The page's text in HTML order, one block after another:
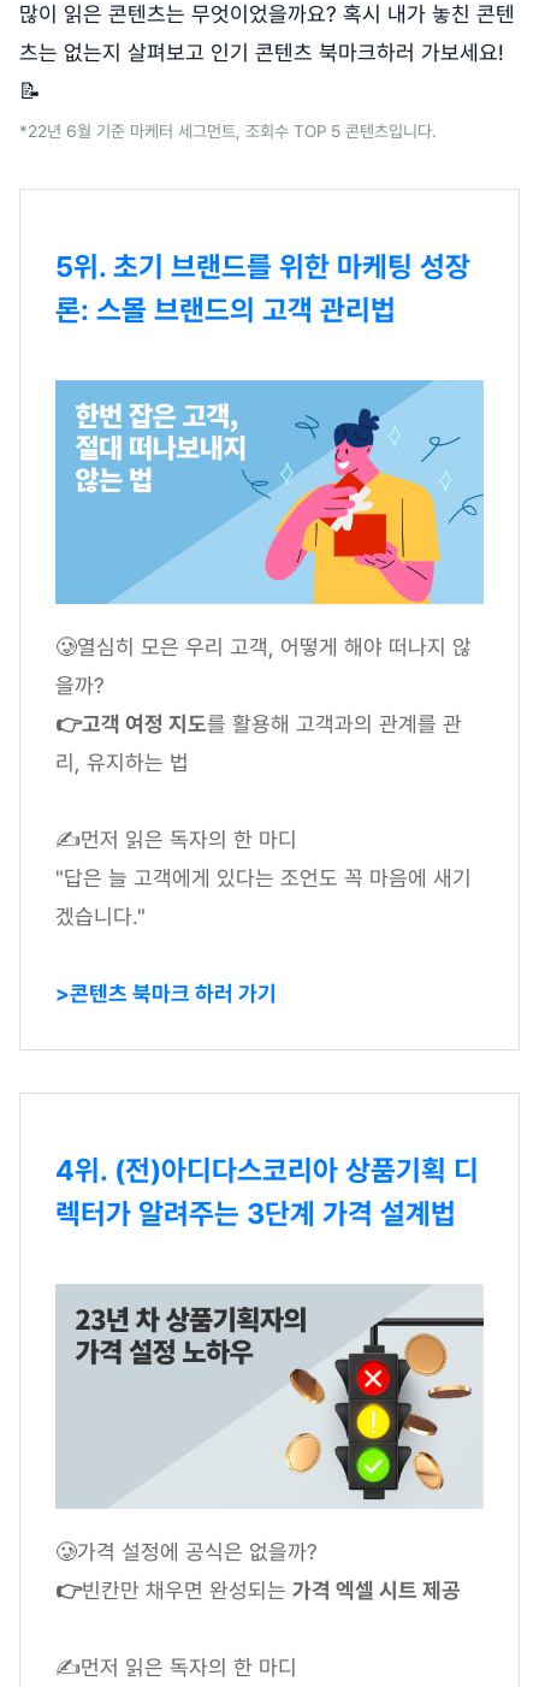
많이 읽은 콘텐츠는 무엇이었을까요? 혹시 내가 놓친 콘텐
츠는 없는지 살펴보고 인기 콘텐츠 북마크하러 가보세요!
📝
*22년 6월 기준 마케터 세그먼트, 조회수 TOP 5 콘텐츠입니다.
5위. 초기 브랜드를 위한 마케팅 성장
론: 스몰 브랜드의 고객 관리법
🥲열심히 모은 우리 고객, 어떻게 해야 떠나지 않
을까?
👉고객 여정 지도를 활용해 고객과의 관계를 관
리, 유지하는 법
✍먼저 읽은 독자의 한 마디
"답은 늘 고객에게 있다는 조언도 꼭 마음에 새기
겠습니다."
>콘텐츠 북마크 하러 가기
4위. (전)아디다스코리아 상품기획 디
렉터가 알려주는 3단계 가격 설계법
🥲가격 설정에 공식은 없을까?
👉빈칸만 채우면 완성되는 가격 엑셀 시트 제공
✍먼저 읽은 독자의 한 마디